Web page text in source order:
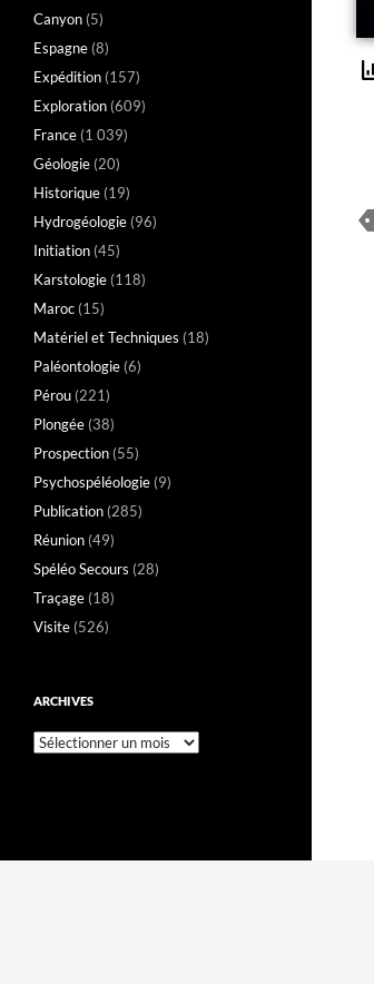
Canyon (5)
Espagne (8)
Expédition (157)
Exploration (609)
France (1 039)
Géologie (20)
Historique (19)
Hydrogéologie (96)
Initiation (45)
Karstologie (118)
Maroc (15)
Matériel et Techniques (18)
Paléontologie (6)
Pérou (221)
Plongée (38)
Prospection (55)
Psychospéléologie (9)
Publication (285)
Réunion (49)
Spéléo Secours (28)
Traçage (18)
Visite (526)
ARCHIVES
Archives